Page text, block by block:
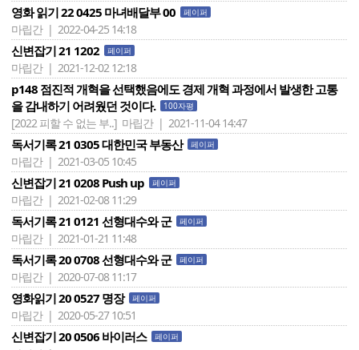
영화 읽기 22 0425 마녀배달부 00 페이퍼
마립간 | 2022-04-25 14:18
신변잡기 21 1202 페이퍼
마립간 | 2021-12-02 12:18
p148 점진적 개혁을 선택했음에도 경제 개혁 과정에서 발생한 고통
을 감내하기 어려웠던 것이다.
100자평
[2022 피할 수 없는 부..] 마립간 | 2021-11-04 14:47
독서기록 21 0305 대한민국 부동산 페이퍼
마립간 | 2021-03-05 10:45
신변잡기 21 0208 Push up 페이퍼
마립간 | 2021-02-08 11:29
독서기록 21 0121 선형대수와 군 페이퍼
마립간 | 2021-01-21 11:48
독서기록 20 0708 선형대수와 군 페이퍼
마립간 | 2020-07-08 11:17
영화읽기 20 0527 명장 페이퍼
마립간 | 2020-05-27 10:51
신변잡기 20 0506 바이러스 페이퍼